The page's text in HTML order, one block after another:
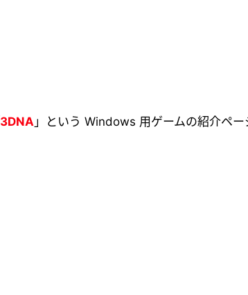
3DNA 」という Windows 用ゲームの紹介ペー